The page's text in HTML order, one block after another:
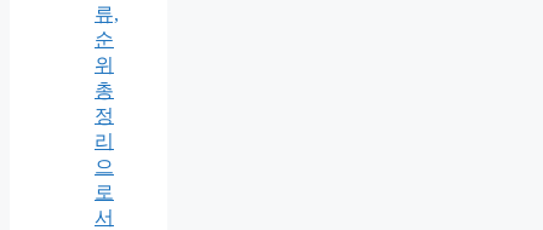
류,
순
위
총
정
리
으
로
서